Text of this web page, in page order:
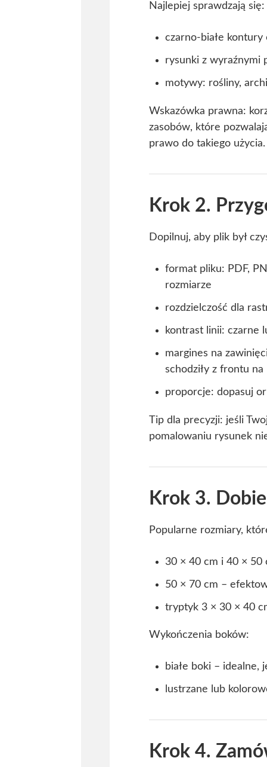
Najlepiej sprawdzają się:
czarno-białe
rysunki z wyraźnymi
motywy: rośliny,
Wskazówka prawna:
zasobów, które
prawo do takiego użycia.
Krok 2.
Dopilnuj, aby plik był
format pliku: PDF,
rozmiarze
rozdzielczość dla
kontrast linii: czarne
margines na
schodziły z frontu
proporcje: dopasuj
Tip dla precyzji: jeśli
pomalowaniu rysunek
Krok 3.
Popularne rozmiary,
30 × 40 cm i 40 × 50
50 × 70 cm –
tryptyk 3 × 30 × 40
Wykończenia boków:
białe boki – idealne,
lustrzane lub
Krok 4.